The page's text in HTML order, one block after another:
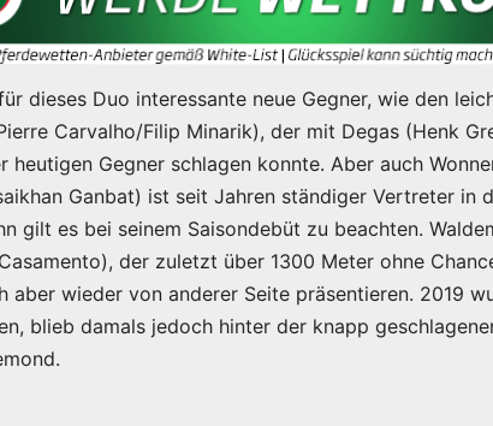
dieses Duo interessante neue Gegner, wie den
Carvalho/Filip Minarik), der mit Degas (Henk
heutigen Gegner schlagen konnte. Aber auch
Ganbat) ist seit Jahren ständiger Vertreter in
gilt es bei seinem Saisondebüt zu beachten.
der zuletzt über 1300 Meter ohne
aber wieder von anderer Seite präsentieren. 2019
blieb damals jedoch hinter der knapp